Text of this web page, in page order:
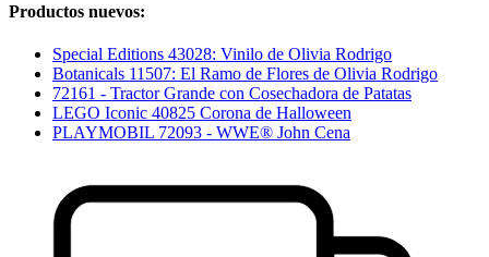
Productos nuevos:
Special Editions 43028: Vinilo de Olivia Rodrigo
Botanicals 11507: El Ramo de Flores de Olivia Rodrigo
72161 - Tractor Grande con Cosechadora de Patatas
LEGO Iconic 40825 Corona de Halloween
PLAYMOBIL 72093 - WWE® John Cena